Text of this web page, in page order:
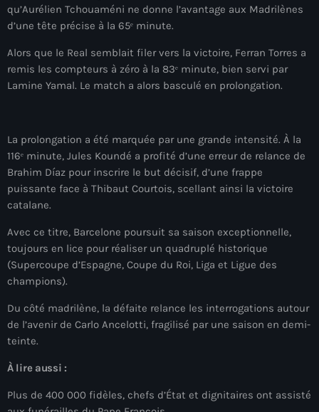
septembre 2025
juillet 2025
avril 2025
mars 2025
février 2025
janvier 2025
décembre 2024
novembre 2024
octobre 2024
septembre 2024
août 2024
juillet 2024
qu’Aurélien Tchouaméni ne donne l’avantage aux Madrilènes
d’une tête précise à la 65ᵉ minute.
Alors que le Real semblait filer vers la victoire, Ferran Torres a
remis les compteurs à zéro à la 83ᵉ minute, bien servi par
Lamine Yamal. Le match a alors basculé en prolongation.
La prolongation a été marquée par une grande intensité. À la
116ᵉ minute, Jules Koundé a profité d’une erreur de relance de
Brahim Díaz pour inscrire le but décisif, d’une frappe
puissante face à Thibaut Courtois, scellant ainsi la victoire
catalane.
Avec ce titre, Barcelone poursuit sa saison exceptionnelle,
toujours en lice pour réaliser un quadruplé historique
(Supercoupe d’Espagne, Coupe du Roi, Liga et Ligue des
champions).
Du côté madrilène, la défaite relance les interrogations autour
de l’avenir de Carlo Ancelotti, fragilisé par une saison en demi-
teinte.
À lire aussi :
Plus de 400 000 fidèles, chefs d’État et dignitaires ont assisté